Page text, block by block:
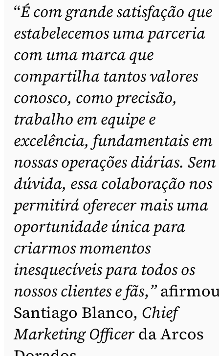
“É com grande satisfação que
estabelecemos uma parceria
com uma marca que
compartilha tantos valores
conosco, como precisão,
trabalho em equipe e
excelência, fundamentais em
nossas operações diárias. Sem
dúvida, essa colaboração nos
permitirá oferecer mais uma
oportunidade única para
criarmos momentos
inesquecíveis para todos os
nossos clientes e fãs,”
Santiago Blanco, Chief
Marketing Officerda Arcos